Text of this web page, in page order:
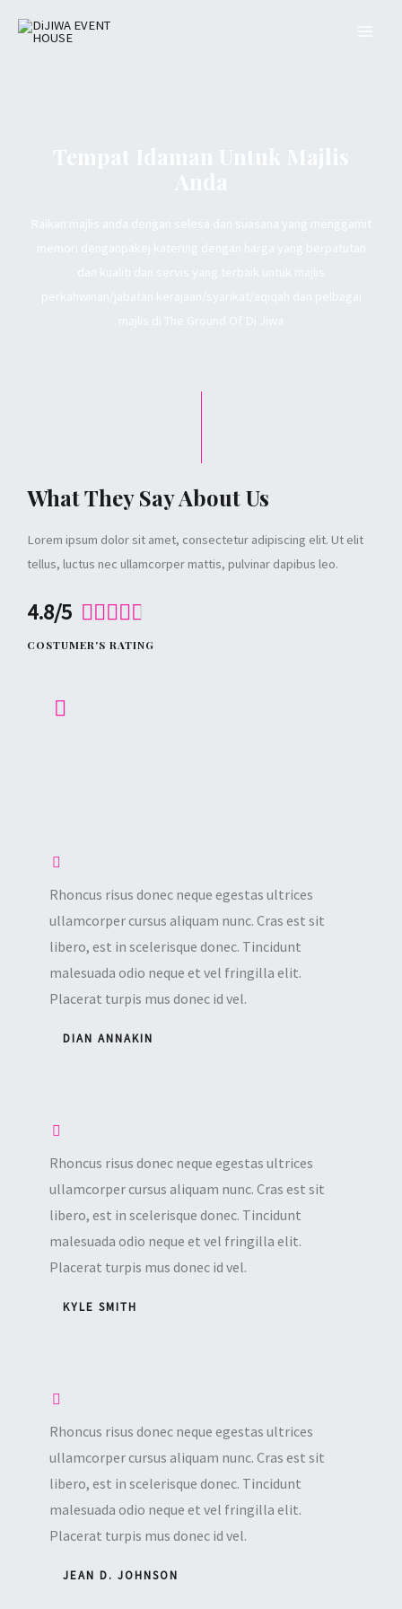
What They Say About Us
Lorem ipsum dolor sit amet, consectetur adipiscing elit. Ut elit
tellus, luctus nec ullamcorper mattis, pulvinar dapibus leo.
4.8/5     
COSTUMER'S RATING
Rhoncus risus donec neque egestas ultrices
ullamcorper cursus aliquam nunc. Cras est sit
libero, est in scelerisque donec. Tincidunt
malesuada odio neque et vel fringilla elit.
Placerat turpis mus donec id vel.
DIAN ANNAKIN
Rhoncus risus donec neque egestas ultrices
ullamcorper cursus aliquam nunc. Cras est sit
libero, est in scelerisque donec. Tincidunt
malesuada odio neque et vel fringilla elit.
Placerat turpis mus donec id vel.
KYLE SMITH
Rhoncus risus donec neque egestas ultrices
ullamcorper cursus aliquam nunc. Cras est sit
libero, est in scelerisque donec. Tincidunt
malesuada odio neque et vel fringilla elit.
Placerat turpis mus donec id vel.
JEAN D. JOHNSON